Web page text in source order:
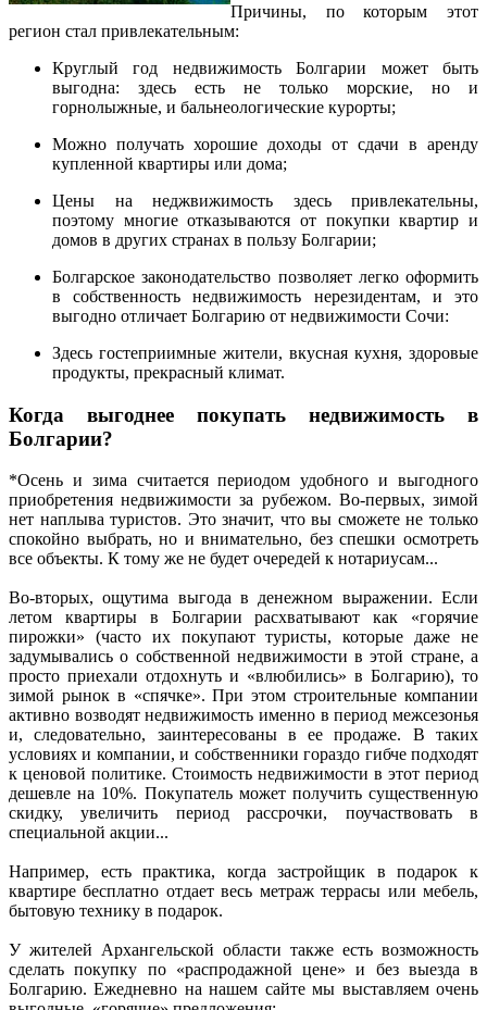
Причины, по которым этот
регион стал привлекательным:
Круглый год недвижимость Болгарии может быть
выгодна: здесь есть не только морские, но и
горнолыжные, и бальнеологические курорты;
Можно получать хорошие доходы от сдачи в аренду
купленной квартиры или дома;
Цены на неджвижимость здесь привлекательны,
поэтому многие отказываются от покупки квартир и
домов в других странах в пользу Болгарии;
Болгарское законодательство позволяет легко оформить
в собственность недвижимость нерезидентам, и это
выгодно отличает Болгарию от недвижимости Сочи:
Здесь гостеприимные жители, вкусная кухня, здоровые
продукты, прекрасный климат.
Когда выгоднее покупать недвижимость в
Болгарии?
*Осень и зима считается периодом удобного и выгодного
приобретения недвижимости за рубежом. Во-первых, зимой
нет наплыва туристов. Это значит, что вы сможете не только
спокойно выбрать, но и внимательно, без спешки осмотреть
все объекты. К тому же не будет очередей к нотариусам...
Во-вторых, ощутима выгода в денежном выражении. Если
летом квартиры в Болгарии расхватывают как «горячие
пирожки» (часто их покупают туристы, которые даже не
задумывались о собственной недвижимости в этой стране, а
просто приехали отдохнуть и «влюбились» в Болгарию), то
зимой рынок в «спячке». При этом строительные компании
активно возводят недвижимость именно в период межсезонья
и, следовательно, заинтересованы в ее продаже. В таких
условиях и компании, и собственники гораздо гибче подходят
к ценовой политике. Стоимость недвижимости в этот период
дешевле на 10%. Покупатель может получить существенную
скидку, увеличить период рассрочки, поучаствовать в
специальной акции...
Например, есть практика, когда застройщик в подарок к
квартире бесплатно отдает весь метраж террасы или мебель,
бытовую технику в подарок.
У жителей Архангельской области также есть возможность
сделать покупку по «распродажной цене» и без выезда в
Болгарию. Ежедневно на нашем сайте мы выставляем очень